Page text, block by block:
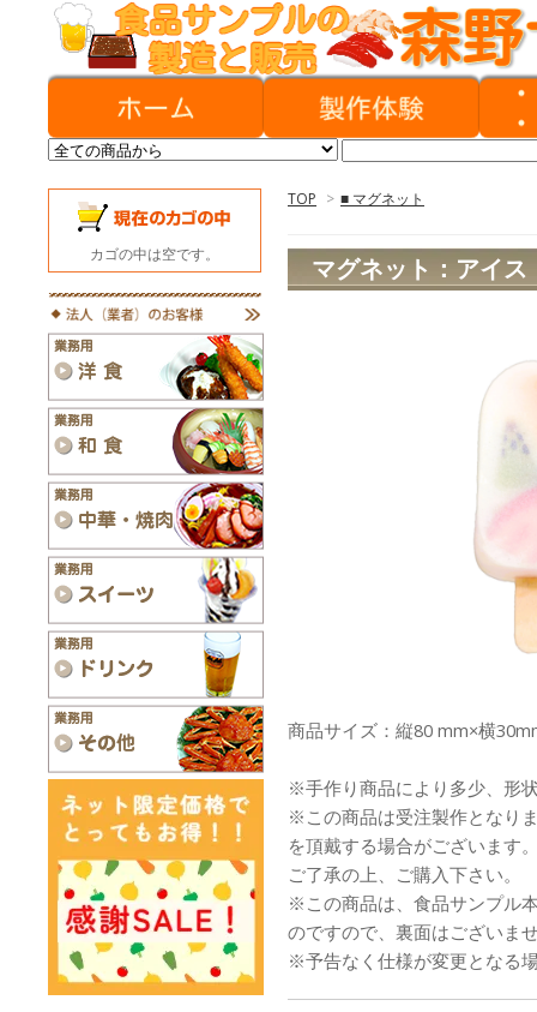
TOP > ■ マグネット
マグネット：アイ
商品サイズ：縦80 mm×横
※手作り商品により多少、形
※この商品は受注製作となり
を頂戴する場合がございます
ご了承の上、ご購入下さい。
※この商品は、食品サンプル
のですので、裏面はございま
※予告なく仕様が変更となる
カゴの中は空です。